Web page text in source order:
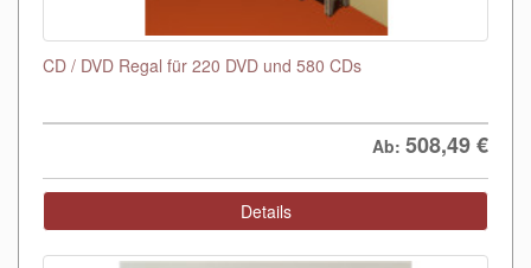
CD / DVD Regal für 220 DVD und 580 CDs
Ab: 508,49€
Details